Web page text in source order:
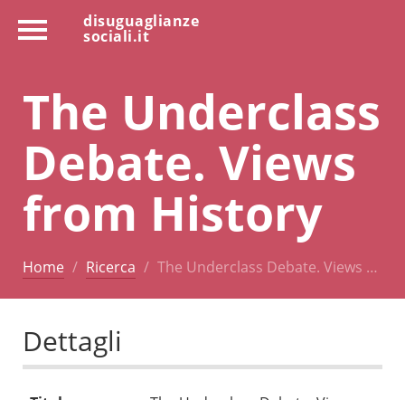
disuguaglianze
sociali.it
The Underclass
Debate. Views
from History
Home Ricerca The Underclass Debate. Views …
Dettagli